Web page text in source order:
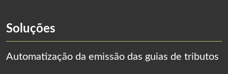
Soluções
Automatização da emissão das guias de tributos